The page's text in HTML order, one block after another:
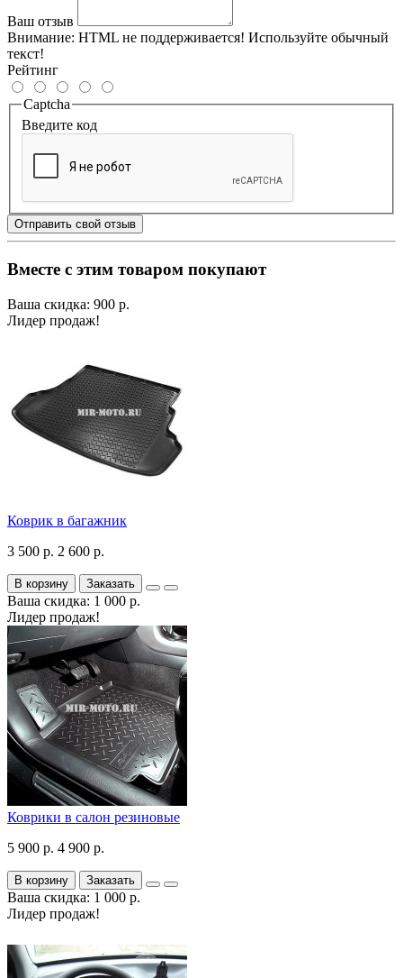
Ваш отзыв
Внимание: HTML не поддерживается! Используйте обычный
текст!
Рейтинг
Captcha
Введите код
Отправить свой отзыв
Вместе с этим товаром покупают
Ваша скидка: 900 р.
Лидер продаж!
Коврик в багажник
3 500 р. 2 600 р.
В корзину Заказать
Ваша скидка: 1 000 р.
Лидер продаж!
Коврики в салон резиновые
5 900 р. 4 900 р.
В корзину Заказать
Ваша скидка: 1 000 р.
Лидер продаж!